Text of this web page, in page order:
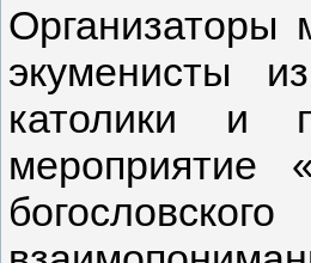
Организаторы
экуменисты
католики и
мероприятие